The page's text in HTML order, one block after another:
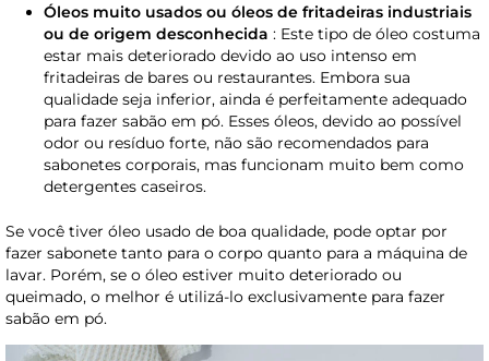
Óleos muito usados ou óleos de fritadeiras industriais
ou de origem desconhecida : Este tipo de óleo costuma
estar mais deteriorado devido ao uso intenso em
fritadeiras de bares ou restaurantes. Embora sua
qualidade seja inferior, ainda é perfeitamente adequado
para fazer sabão em pó. Esses óleos, devido ao possível
odor ou resíduo forte, não são recomendados para
sabonetes corporais, mas funcionam muito bem como
detergentes caseiros.
Se você tiver óleo usado de boa qualidade, pode optar por
fazer sabonete tanto para o corpo quanto para a máquina de
lavar. Porém, se o óleo estiver muito deteriorado ou
queimado, o melhor é utilizá-lo exclusivamente para fazer
sabão em pó.